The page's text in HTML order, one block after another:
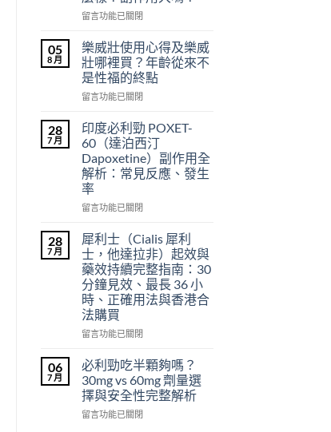
在
品
印
度
超
級
愛
力
混
合
片
雙
效
利
士
效
果
怎
麼
樣？
副
作
大
嗎？〉
中
留言功能已關閉
05
8 月
樂威壯使用心得及樂威
壯哪裡買？年齡從來不
是性福的終點
在
威
壯
使
用
心
得
及
威
壯
哪
裡
買？
年
齡
來
是
性
福
的
終
留言功能已關閉
28
7 月
印度必利勁 POXET-
60（達泊西汀
Dapoxetine）副作用全
解析：常見反應、發生
率
在
度
必
利
勁
POXET-
60（達
泊
西
副
作
用
全
留言功能已關閉
28
7 月
犀利士（Cialis 犀利
士，他達拉非）起效與
藥效持續完整指南：30
分鐘見效、最長 36 小
時、正確用法與香港合
法購買
在
利
士
（Cialis
犀
利
留言功能已關閉
06
7 月
必利勁吃半顆夠嗎？
30mg vs 60mg 劑量選
擇與安全性完整解析
在
留言功能已關閉